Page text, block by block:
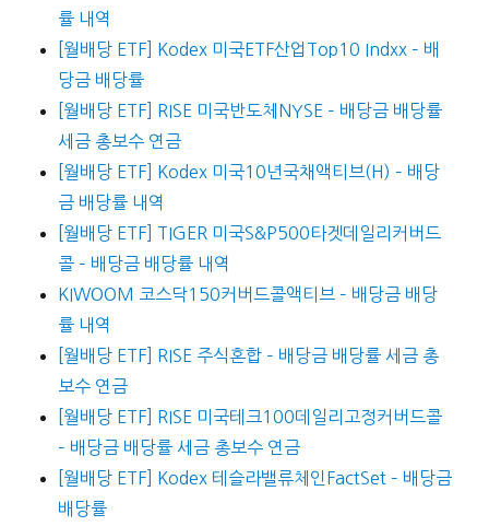
률 내역
[월배당 ETF] Kodex 미국ETF산업Top10 Indxx – 배
당금 배당률
[월배당 ETF] RISE 미국반도체NYSE – 배당금 배당률
세금 총보수 연금
[월배당 ETF] Kodex 미국10년국채액티브(H) – 배당
금 배당률 내역
[월배당 ETF] TIGER 미국S&P500타겟데일리커버드
콜 – 배당금 배당률 내역
KIWOOM 코스닥150커버드콜액티브 – 배당금 배당
률 내역
[월배당 ETF] RISE 주식혼합 – 배당금 배당률 세금 총
보수 연금
[월배당 ETF] RISE 미국테크100데일리고정커버드콜
– 배당금 배당률 세금 총보수 연금
[월배당 ETF] Kodex 테슬라밸류체인FactSet – 배당금
배당률